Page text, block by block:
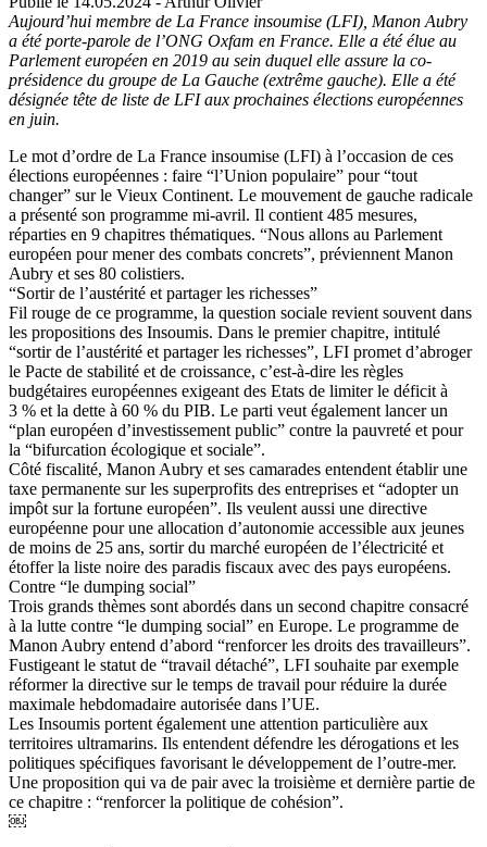
Aujourd’hui membre de La France insoumise (LFI), Manon Aubry
a été porte-parole de l’ONG Oxfam en France. Elle a été élue au
Parlement européen en 2019 au sein duquel elle assure la co-
présidence du groupe de La Gauche (extrême gauche). Elle a été
désignée tête de liste de LFI aux prochaines élections européennes
en juin.
Le mot d’ordre de La France insoumise (LFI) à l’occasion de ces
élections européennes : faire “l’Union populaire” pour “tout
changer” sur le Vieux Continent. Le mouvement de gauche radicale
a présenté son programme mi-avril. Il contient 485 mesures,
réparties en 9 chapitres thématiques. “Nous allons au Parlement
européen pour mener des combats concrets”, préviennent Manon
Aubry et ses 80 colistiers.
“Sortir de l’austérité et partager les richesses”
Fil rouge de ce programme, la question sociale revient souvent dans
les propositions des Insoumis. Dans le premier chapitre, intitulé
“sortir de l’austérité et partager les richesses”, LFI promet d’abroger
le Pacte de stabilité et de croissance, c’est-à-dire les règles
budgétaires européennes exigeant des Etats de limiter le déficit à
3 % et la dette à 60 % du PIB. Le parti veut également lancer un
“plan européen d’investissement public” contre la pauvreté et pour
la “bifurcation écologique et sociale”.
Côté fiscalité, Manon Aubry et ses camarades entendent établir une
taxe permanente sur les superprofits des entreprises et “adopter un
impôt sur la fortune européen”. Ils veulent aussi une directive
européenne pour une allocation d’autonomie accessible aux jeunes
de moins de 25 ans, sortir du marché européen de l’électricité et
étoffer la liste noire des paradis fiscaux avec des pays européens.
Contre “le dumping social”
Trois grands thèmes sont abordés dans un second chapitre consacré
à la lutte contre “le dumping social” en Europe. Le programme de
Manon Aubry entend d’abord “renforcer les droits des travailleurs”.
Fustigeant le statut de “travail détaché”, LFI souhaite par exemple
réformer la directive sur le temps de travail pour réduire la durée
maximale hebdomadaire autorisée dans l’UE.
Les Insoumis portent également une attention particulière aux
territoires ultramarins. Ils entendent défendre les dérogations et les
politiques spécifiques favorisant le développement de l’outre-mer.
Une proposition qui va de pair avec la troisième et dernière partie de
ce chapitre : “renforcer la politique de cohésion”.
￼